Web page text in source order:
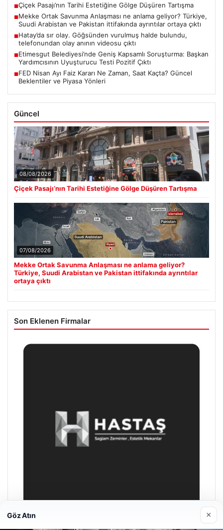
■Çiçek Pasajı’nın Tarihi Estetiğine Gölge Düşüren Tartışma
■Mekke Ortak Savunma Anlaşması ne anlama geliyor? Türkiye,
Suudi Arabistan ve Pakistan ittifakında ayrıntılar ortaya çıktı
■Hatay’da sır olay. Göğsünden vurulmuş halde bulundu,
telefonundan olay anının videosu çıktı
■Etimesgut Belediyesi’nde Geniş Kapsamlı Soruşturma: Başkan
Yardımcısının Uyuşturucu Testi Pozitif Çıktı
■FED Nisan Ayı Faiz Kararı Ne Zaman, Saat Kaçta? Güncel
Beklentiler ve Piyasa Yönleri
Güncel
08/08/2026
Çiçek Pasajı’nın Tarihi Estetiğine Gölge Düşüren Tartışma
07/08/2026
Mekke Ortak Savunma Anlaşması ne anlama geliyor?
Türkiye, Suudi Arabistan ve Pakistan ittifakında ayrıntılar
ortaya çıktı
Son Eklenen Firmalar
Göz Atın ×